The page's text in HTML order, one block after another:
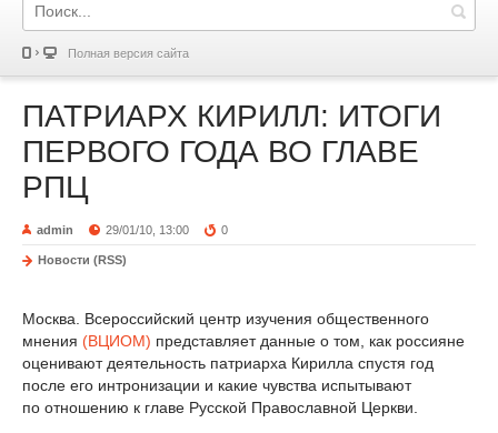
Полная версия сайта
ПАТРИАРХ КИРИЛЛ: ИТОГИ
ПЕРВОГО ГОДА ВО ГЛАВЕ
РПЦ
admin 29/01/10, 13:00 0
Новости (RSS)
Москва. Всероссийский центр изучения общественного
мнения (ВЦИОМ) представляет данные о том, как россияне
оценивают деятельность патриарха Кирилла спустя год
после его интронизации и какие чувства испытывают
по отношению к главе Русской Православной Церкви.